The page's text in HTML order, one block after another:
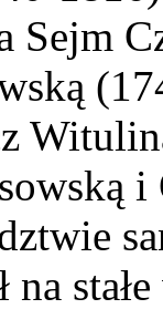
Sejm
i
na